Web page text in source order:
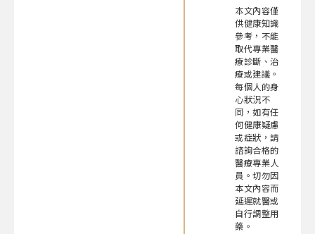
本文內容僅
供健康知識
參考，不能
取代專業醫
療診斷、治
療或建議。
每個人的身
心狀況不
同，如有任
何健康疑慮
或症狀，請
諮詢合格的
醫療專業人
員。切勿因
本文內容而
延遲就醫或
自行調整用
藥。